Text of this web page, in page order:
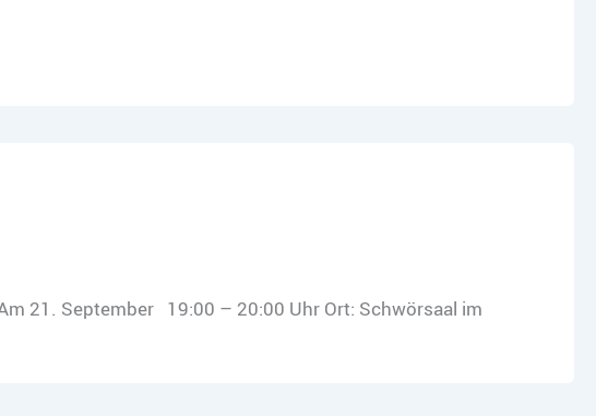
21. September 19:00 – 20:00 Uhr Ort: Schwörsaal im